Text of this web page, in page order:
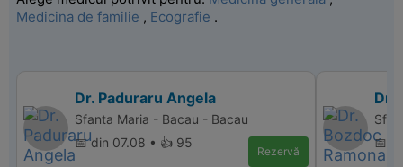
Medicina de familie , Ecografie .
Dr. Paduraru Angela
Sfanta Maria - Bacau - Bacau
📅 din 07.08 • 👍 95
Rezervă
Dr.
📅